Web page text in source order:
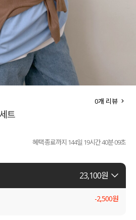
블라우스
원피스
팬츠
스커트
ACC
트
0개 리뷰
혜택 종료까지 144일 19시간 40분 09초
23,100원
-2,500원